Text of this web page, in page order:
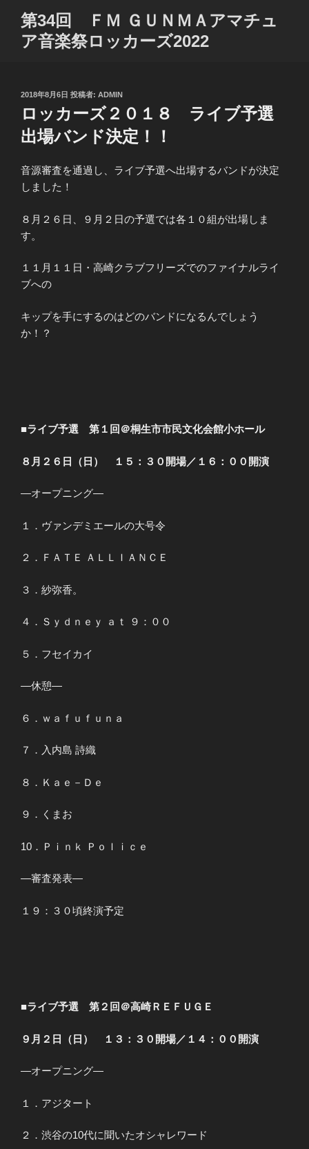
第34回 ＦＭ ＧＵＮＭＡアマチュ
ア音楽祭ロッカーズ2022
投
日:
2018年8月6日 投稿者: ADMIN
ロッカーズ２０１８ ライブ予選
出場バンド決定！！
音源審査を通過し、ライブ予選へ出場するバンドが決定
しました！
８月２６日、９月２日の予選では各１０組が出場しま
す。
１１月１１日・高崎クラブフリーズでのファイナルライ
ブへの
キップを手にするのはどのバンドになるんでしょう
か！？
■ライブ予選 第１回＠桐生市市民文化会館小ホール
８月２６日（日） １５：３０開場／１６：００開演
―オープニング―
１．ヴァンデミエールの大号令
２．ＦＡＴＥ ＡＬＬＩＡＮＣＥ
３．紗弥香。
４．Ｓｙｄｎｅｙ ａｔ ９：００
５．フセイカイ
―休憩―
６．ｗａｆｕｆｕｎａ
７．入内島 詩織
８．Ｋａｅ－Ｄｅ
９．くまお
10．Ｐｉｎｋ Ｐｏｌｉｃｅ
―審査発表―
１９：３０頃終演予定
■ライブ予選 第２回＠高崎ＲＥＦＵＧＥ
９月２日（日） １３：３０開場／１４：００開演
―オープニング―
１．アジタート
２．渋谷の10代に聞いたオシャレワード